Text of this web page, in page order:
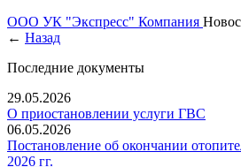
ООО УК "Экспресс" Компания
← Назад
Последние документы
29.05.2026
О приостановлении услуги ГВС
06.05.2026
Постановление об окончании
2026 гг.